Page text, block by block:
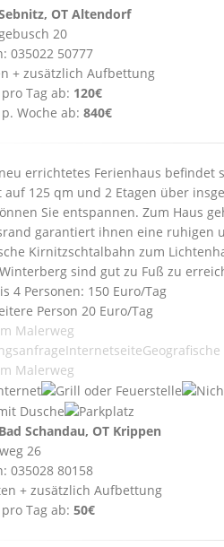
OT Altendorf
20
035022 50777
+ zusätzlich Aufbettung
Tag ab: 120€
Woche ab: 840€
errichtetes Ferienhaus befindet
auf 125 qm und 2 Etagen über
Sie entspannen. Zum Haus
garantiert ihnen eine ruhigen
Kirnitzschtalbahn zum
sind gut zu Fuß zu
4 Personen: 150 Euro/Tag
Person 20 Euro/Tag
Malerweg
InternetseiteGeografische
Malerweg
Bad Schandau, OT Krippen
26
035028 80158
+ zusätzlich Aufbettung
Tag ab: 50€